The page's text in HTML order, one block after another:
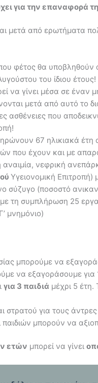
για την επαναφορά
από ερωτήματα
φέτος θα υποβληθούν
του ίδιου έτους!
να γίνει μέσα σε έναν
μετά από αυτό
ασθένειες που
67 ηλικιακά
που έχουν και με
νεφρική
Υγειονομική
σύζυγο (ποσοστό
τη συμπλήρωση 25
μνημόνιο)
μπορούμε να
να εξαγοράσουμε για
για 3 παιδιά μέχρι 5
στρατού για τους
μπορούν να
ετών μπορεί να γίνει